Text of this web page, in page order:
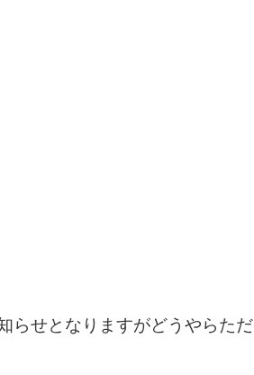
らせとなりますがどうやらただ